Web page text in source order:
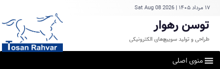
۱۷ مرداد ۱۴۰۵ |
Sat Aug 08 2026
توسن رهوار
طراحی و تولید سوییچ‌های الکترونیکی
منوی اصلی